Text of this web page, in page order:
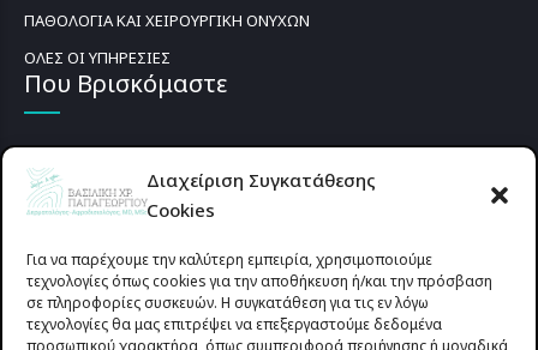
Διαχείριση Συγκατάθεσης
Cookies
Για να παρέχουμε την καλύτερη εμπειρία, χρησιμοποιούμε
τεχνολογίες όπως cookies για την αποθήκευση ή/και την πρόσβαση
σε πληροφορίες συσκευών. Η συγκατάθεση για τις εν λόγω
τεχνολογίες θα μας επιτρέψει να επεξεργαστούμε δεδομένα
προσωπικού χαρακτήρα, όπως συμπεριφορά περιήγησης ή μοναδικά
ΠΑΘΟΛΟΓΙΑ ΚΑΙ ΧΕΙΡΟΥΡΓΙΚΗ ΟΝΥΧΩΝ
ΟΛΕΣ ΟΙ ΥΠΗΡΕΣΙΕΣ
Που Βρισκόμαστε